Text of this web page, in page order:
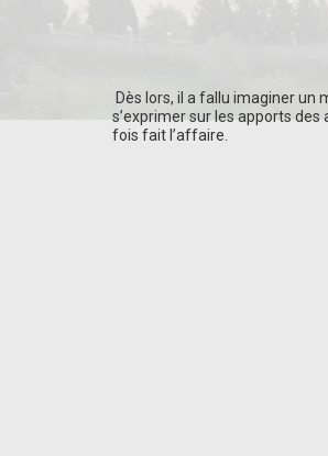
Dès lors, il a fallu imaginer un
s’exprimer sur les apports
fois fait l’affaire.